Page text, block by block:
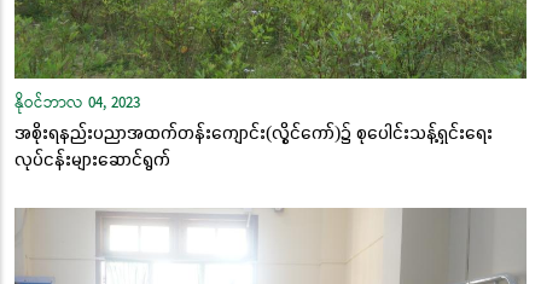
နိုဝင်ဘာလ 04, 2023
အစိုးရနည်းပညာအထက်တန်းကျောင်း(လွိုင်ကော်)၌ စုပေါင်းသန့်ရှင်းရေး
လုပ်ငန်းများဆောင်ရွက်